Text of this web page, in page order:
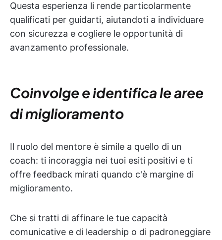
Questa esperienza li rende particolarmente
qualificati per guidarti, aiutandoti a individuare
con sicurezza e cogliere le opportunità di
avanzamento professionale.
Coinvolge e identifica le aree
di miglioramento
Il ruolo del mentore è simile a quello di un
coach: ti incoraggia nei tuoi esiti positivi e ti
offre feedback mirati quando c'è margine di
miglioramento.
Che si tratti di affinare le tue capacità
comunicative e di leadership o di padroneggiare